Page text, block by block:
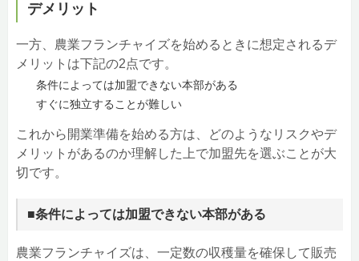
デメリット
一方、農業フランチャイズを始めるときに想定されるデ
メリットは下記の2点です。
条件によっては加盟できない本部がある
すぐに独立することが難しい
これから開業準備を始める方は、どのようなリスクやデ
メリットがあるのか理解した上で加盟先を選ぶことが大
切です。
■条件によっては加盟できない本部がある
農業フランチャイズは、一定数の収穫量を確保して販売